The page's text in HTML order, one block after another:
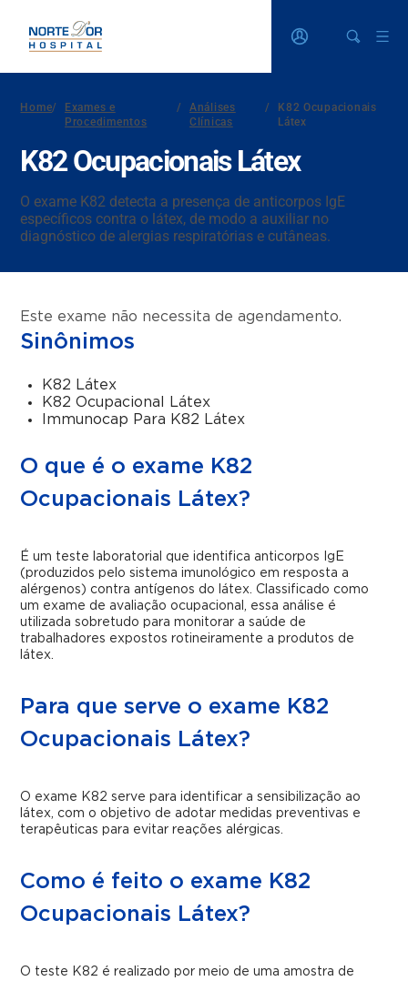
Home/
Exames e
Procedimentos
/
Análises
Clínicas
/
K82 Ocupacionais
Látex
K82 Ocupacionais Látex
O exame K82 detecta a presença de anticorpos IgE
específicos contra o látex, de modo a auxiliar no
diagnóstico de alergias respiratórias e cutâneas.
Este exame não necessita de agendamento.
Sinônimos
K82 Látex
K82 Ocupacional Látex
Immunocap Para K82 Látex
O que é o exame K82
Ocupacionais Látex?
É um teste laboratorial que identifica anticorpos IgE
(produzidos pelo sistema imunológico em resposta a
alérgenos) contra antígenos do látex. Classificado como
um exame de avaliação ocupacional, essa análise é
utilizada sobretudo para monitorar a saúde de
trabalhadores expostos rotineiramente a produtos de
látex.
Para que serve o exame K82
Ocupacionais Látex?
O exame K82 serve para identificar a sensibilização ao
látex, com o objetivo de adotar medidas preventivas e
terapêuticas para evitar reações alérgicas.
Como é feito o exame K82
Ocupacionais Látex?
O teste K82 é realizado por meio de uma amostra de